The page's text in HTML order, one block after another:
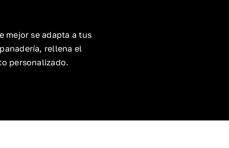
mejor se adapta a tus
rellena el
personalizado.